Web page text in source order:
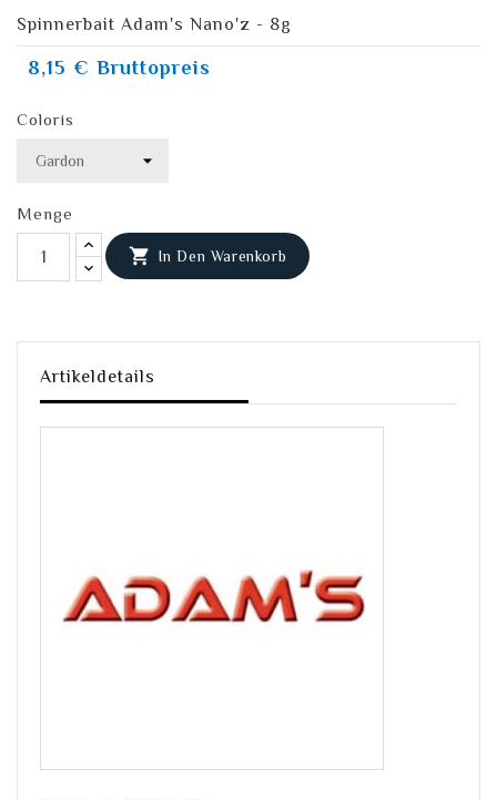
Spinnerbait Adam's Nano'z - 8g
8,15 € Bruttopreis
Coloris
Menge
 In Den Warenkorb
Artikeldetails